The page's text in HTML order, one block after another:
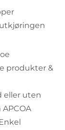
produkter &
eller uten